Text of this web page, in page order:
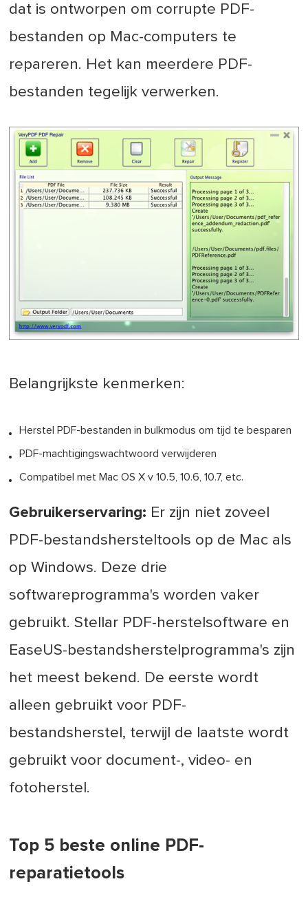
dat is ontworpen om corrupte PDF-
bestanden op Mac-computers te
repareren. Het kan meerdere PDF-
bestanden tegelijk verwerken.
Belangrijkste kenmerken:
Herstel PDF-bestanden in bulkmodus om tijd te besparen
PDF-machtigingswachtwoord verwijderen
Compatibel met Mac OS X v 10.5, 10.6, 10.7, etc.
Gebruikerservaring: Er zijn niet zoveel
PDF-bestandshersteltools op de Mac als
op Windows. Deze drie
softwareprogramma's worden vaker
gebruikt. Stellar PDF-herstelsoftware en
EaseUS-bestandsherstelprogramma's zijn
het meest bekend. De eerste wordt
alleen gebruikt voor PDF-
bestandsherstel, terwijl de laatste wordt
gebruikt voor document-, video- en
fotoherstel.
Top 5 beste online PDF-
reparatietools